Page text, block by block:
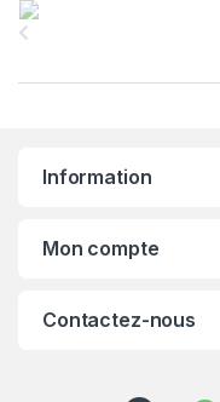
Information
Mon compte
Contactez-nous